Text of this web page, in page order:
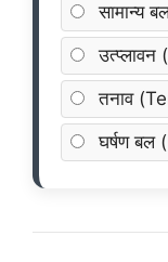
सामान्य
तनाव
घर्षण बल